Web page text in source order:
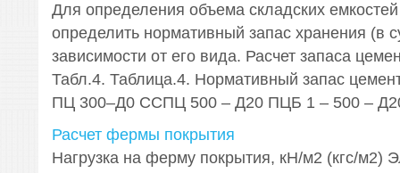
Для определения объема складских
определить нормативный запас хранения (в
зависимости от его вида. Расчет запаса
Табл.4. Таблица.4. Нормативный запас
ПЦ 300–Д0 ССПЦ 500 – Д20 ПЦБ 1 – 500 –
Расчет фермы покрытия
Нагрузка на ферму покрытия, кН/м2 (кгс/м2)